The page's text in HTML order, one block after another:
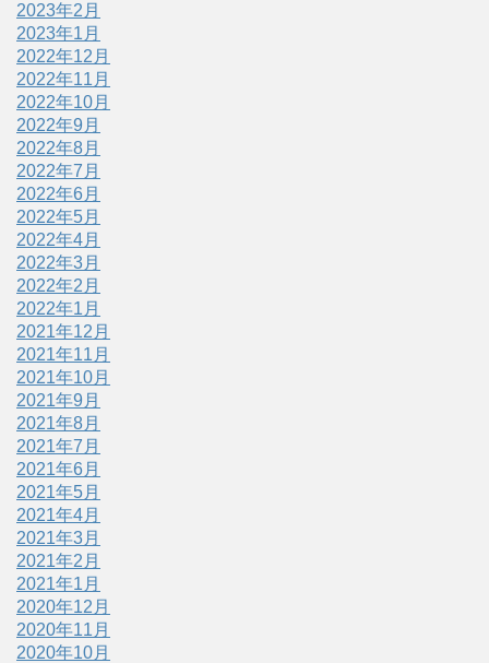
2023年2月
2023年1月
2022年12月
2022年11月
2022年10月
2022年9月
2022年8月
2022年7月
2022年6月
2022年5月
2022年4月
2022年3月
2022年2月
2022年1月
2021年12月
2021年11月
2021年10月
2021年9月
2021年8月
2021年7月
2021年6月
2021年5月
2021年4月
2021年3月
2021年2月
2021年1月
2020年12月
2020年11月
2020年10月